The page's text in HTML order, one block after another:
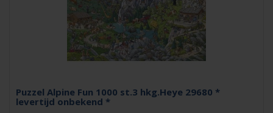
Puzzel Alpine Fun 1000 st.3 hkg.Heye 29680 *
levertijd onbekend *